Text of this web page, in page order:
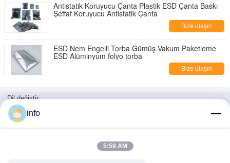
Antistatik Koruyucu Çanta Plastik ESD Çanta Baskı
Şeffaf Koruyucu Antistatik Çanta
Bize ulaşın
ESD Nem Engelli Torba Gümüş Vakum Paketleme
ESD Alüminyum folyo torba
Bize ulaşın
Dil değiştir
Turkishinfo
5:59 AM